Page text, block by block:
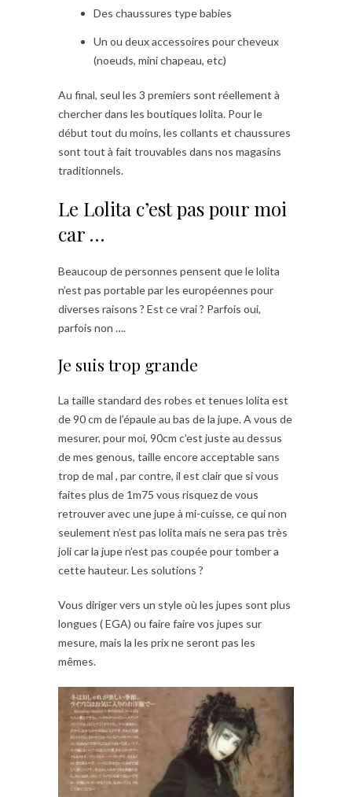
Des chaussures type babies
Un ou deux accessoires pour cheveux
(noeuds, mini chapeau, etc)
Au final, seul les 3 premiers sont réellement à
chercher dans les boutiques lolita. Pour le
début tout du moins, les collants et chaussures
sont tout à fait trouvables dans nos magasins
traditionnels.
Le Lolita c’est pas pour moi
car …
Beaucoup de personnes pensent que le lolita
n’est pas portable par les européennes pour
diverses raisons ? Est ce vrai ? Parfois oui,
parfois non ….
Je suis trop grande
La taille standard des robes et tenues lolita est
de 90 cm de l’épaule au bas de la jupe. A vous de
mesurer, pour moi, 90cm c’est juste au dessus
de mes genous, taille encore acceptable sans
trop de mal , par contre, il est clair que si vous
faites plus de 1m75 vous risquez de vous
retrouver avec une jupe à mi-cuisse, ce qui non
seulement n’est pas lolita mais ne sera pas très
joli car la jupe n’est pas coupée pour tomber a
cette hauteur. Les solutions ?
Vous diriger vers un style où les jupes sont plus
longues ( EGA) ou faire faire vos jupes sur
mesure, mais la les prix ne seront pas les
mêmes.